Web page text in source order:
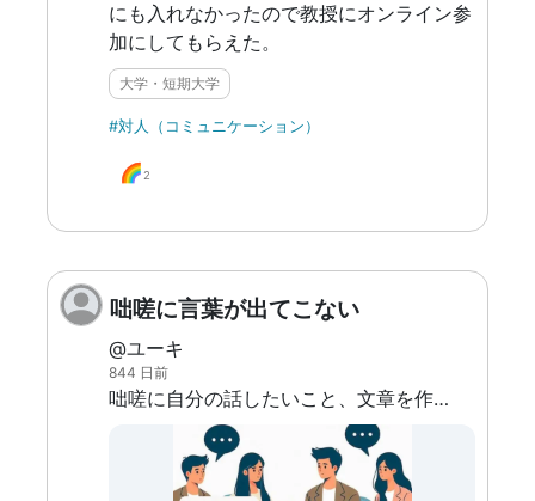
にも入れなかったので教授にオンライン参
加にしてもらえた。
大学・短期大学
#対人（コミュニケーション）
🌈 2
咄嗟に言葉が出てこない
@ユーキ
844 日前
咄嗟に自分の話したいこと、文章を作り話すことができない。また、詳細な記憶が思い出せず会話が滞ってしまうことがある。